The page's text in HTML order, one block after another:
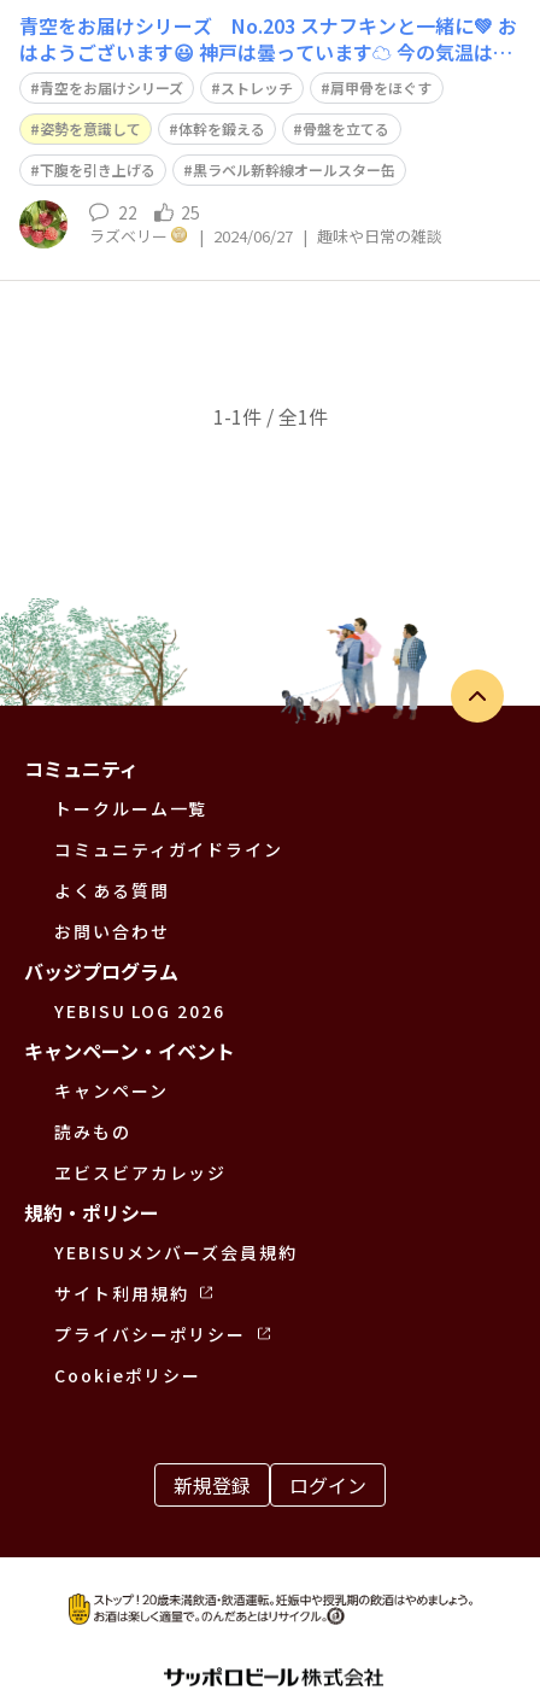
青空をお届けシリーズ No.203 スナフキンと一緒に💚 お
はようございます😃 神戸は曇っています☁️ 今の気温は23
度、予想最高気温は26度です。 今日のストレッチは、難
易度⭐️⭐️ 立って行うとより効果がありますが、座ってでも
大丈夫です。 骨盤を立てて、下腹を引き上げて背筋を伸
ばしましょう。
青空をお届けシリーズ ストレッチ
肩甲骨をほぐす
姿勢を意識して
体幹を鍛える
骨盤を立てる
下腹を引き上げる
黒ラベル新幹線オールスター缶
22 25
ラズベリー | 2024/06/27 | 趣味や日常の雑談
1-1件 / 全1件
コミュニティ
トークルーム一覧
コミュニティガイドライン
よくある質問
お問い合わせ
バッジプログラム
YEBISU LOG 2026
キャンペーン・イベント
キャンペーン
読みもの
ヱビスビアカレッジ
規約・ポリシー
YEBISUメンバーズ会員規約
サイト利用規約
プライバシーポリシー
Cookieポリシー
新規登録 ログイン